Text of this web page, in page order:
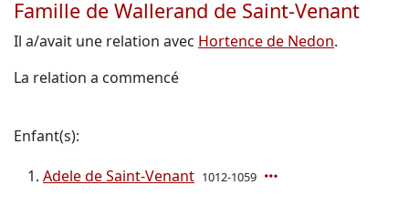
Famille de Wallerand de Saint-Venant
Il a/avait une relation avec Hortence de Nedon.
La relation a commencé
Enfant(s):
Adele de Saint-Venant 1012-1059